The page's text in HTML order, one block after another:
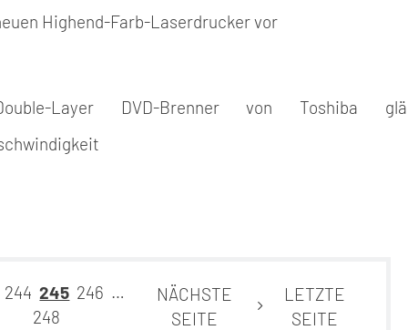
Highend-Farb-Laserdrucker vor
Layer DVD-Brenner von Toshiba
244 245 246 …
248
NÄCHSTE
SEITE
LETZTE
SEITE